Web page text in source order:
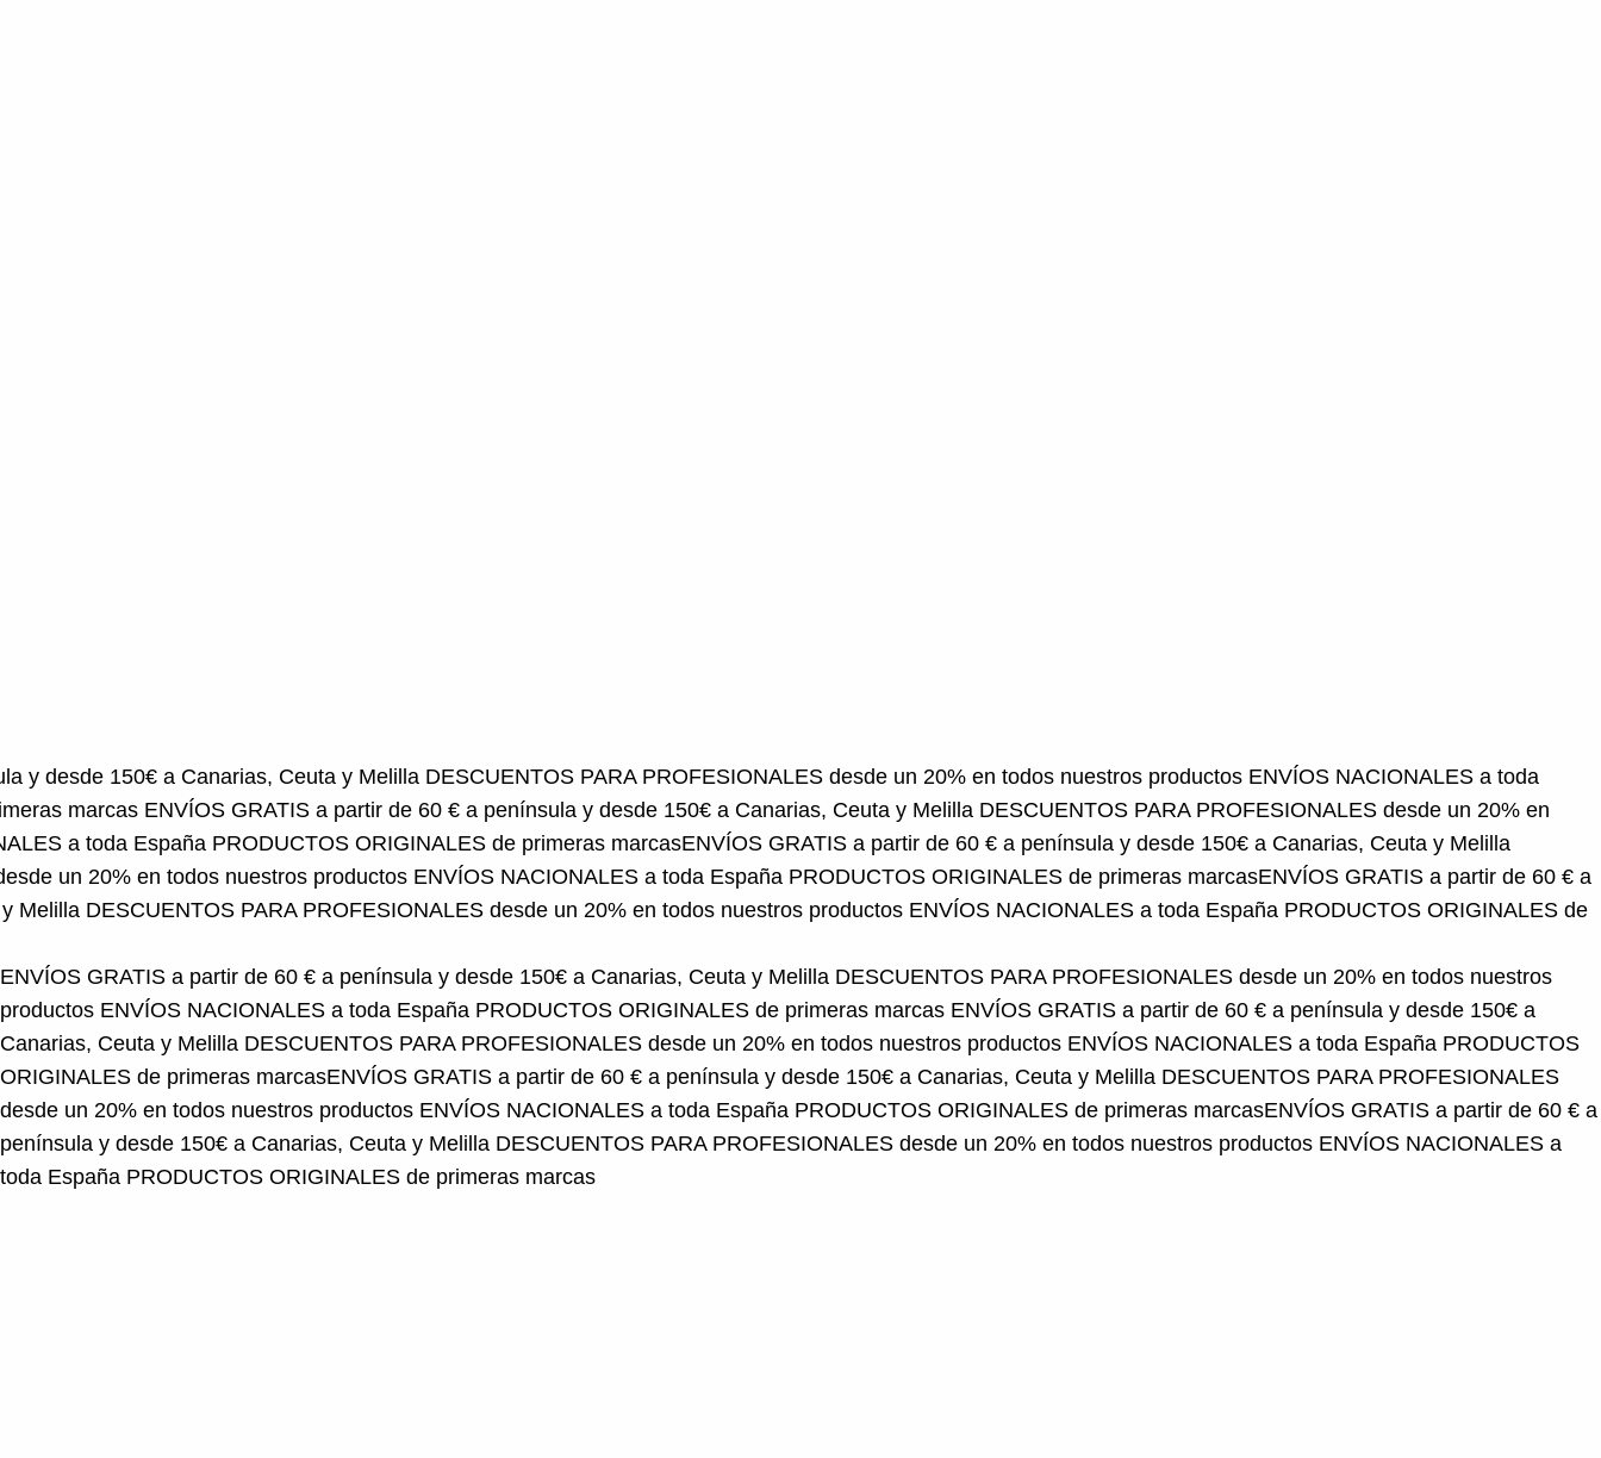
150€ a Canarias, Ceuta y MelillaDESCUENTOS PARA PROFESIONALES desde un 20% en todos nuestros productosENVÍOS NACIONALES a toda España
GRATIS a partir de 60 € a península y desde 150€ a Canarias, Ceuta y MelillaDESCUENTOS PARA PROFESIONALES desde un 20% en todos nuestros
ORIGINALES de primeras marcasENVÍOS GRATIS a partir de 60 € a península y desde 150€ a Canarias, Ceuta y MelillaDESCUENTOS PARA
productosENVÍOS NACIONALES a toda EspañaPRODUCTOS ORIGINALES de primeras marcasENVÍOS GRATIS a partir de 60 € a península y desde 150€ a
desde un 20% en todos nuestros productos ENVÍOS NACIONALES a toda EspañaPRODUCTOS ORIGINALES de primeras marcas
productosENVÍOS NACIONALES a toda EspañaPRODUCTOS ORIGINALES de primeras marcasENVÍOS GRATIS a partir de 60 € a península y desde 150€ a
Canarias, Ceuta y MelillaDESCUENTOS PARA PROFESIONALES desde un 20% en todos nuestros productosENVÍOS NACIONALES a toda EspañaPRODUCTOS
ORIGINALES de primeras marcasENVÍOS GRATIS a partir de 60 € a península y desde 150€ a Canarias, Ceuta y Melilla DESCUENTOS PARA PROFESIONALES
desde un 20% en todos nuestros productos ENVÍOS NACIONALES a toda EspañaPRODUCTOS ORIGINALES de primeras marcasENVÍOS GRATIS a partir de 60 € a
península y desde 150€ a Canarias, Ceuta y MelillaDESCUENTOS PARA PROFESIONALES desde un 20% en todos nuestros productosENVÍOS NACIONALES a
toda EspañaPRODUCTOS ORIGINALES de primeras marcas